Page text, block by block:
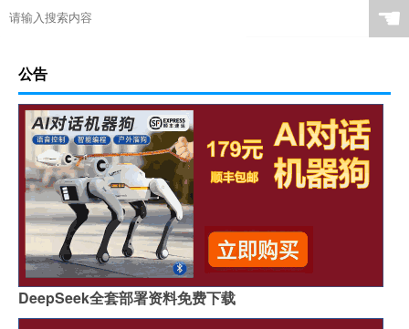
☚
公告
DeepSeek全套部署资料免费下载